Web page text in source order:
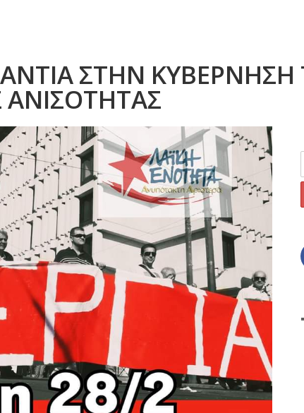
ΣΤΗΝ ΚΥΒΕΡΝΗΣΗ
ΑΝΙΣΟΤΗΤΑΣ